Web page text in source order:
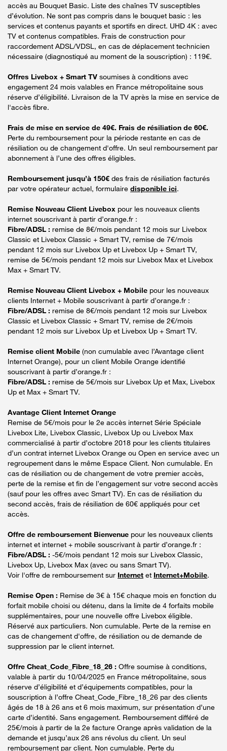
accès au Bouquet Basic. Liste des chaînes TV susceptibles
d’évolution. Ne sont pas compris dans le bouquet basic : les
services et contenus payants et sportifs en direct. UHD 4K : avec
TV et contenus compatibles. Frais de construction pour
raccordement ADSL/VDSL, en cas de déplacement technicien
nécessaire (diagnostiqué au moment de la souscription) : 119€.
Offres Livebox + Smart TV soumises à conditions avec
engagement 24 mois valables en France métropolitaine sous
réserve d’éligibilité. Livraison de la TV après la mise en service de
l'accès fibre.
Frais de mise en service de 49€. Frais de résiliation de 60€.
Perte du remboursement pour la période restante en cas de
résiliation ou de changement d'offre. Un seul remboursement par
abonnement à l’une des offres éligibles.
Remboursement jusqu’à 150€ des frais de résiliation facturés
par votre opérateur actuel, formulaire disponible ici.
Remise Nouveau Client Livebox pour les nouveaux clients
internet souscrivant à partir d’orange.fr :
Fibre/ADSL : remise de 8€/mois pendant 12 mois sur Livebox
Classic et Livebox Classic + Smart TV, remise de 7€/mois
pendant 12 mois sur Livebox Up et Livebox Up + Smart TV,
remise de 5€/mois pendant 12 mois sur Livebox Max et Livebox
Max + Smart TV.
Remise Nouveau Client Livebox + Mobile pour les nouveaux
clients Internet + Mobile souscrivant à partir d’orange.fr :
Fibre/ADSL : remise de 8€/mois pendant 12 mois sur Livebox
Classic et Livebox Classic + Smart TV, remise de 2€/mois
pendant 12 mois sur Livebox Up et Livebox Up + Smart TV.
Remise client Mobile (non cumulable avec l’Avantage client
Internet Orange), pour un client Mobile Orange identifié
souscrivant à partir d’orange.fr :
Fibre/ADSL : remise de 5€/mois sur Livebox Up et Max, Livebox
Up et Max + Smart TV.
Avantage Client Internet Orange
Remise de 5€/mois pour le 2e accès internet Série Spéciale
Livebox Lite, Livebox Classic, Livebox Up ou Livebox Max
commercialisé à partir d’octobre 2018 pour les clients titulaires
d’un contrat internet Livebox Orange ou Open en service avec un
regroupement dans le même Espace Client. Non cumulable. En
cas de résiliation ou de changement de votre premier accès,
perte de la remise et fin de l’engagement sur votre second accès
(sauf pour les offres avec Smart TV). En cas de résiliation du
second accès, frais de résiliation de 60€ appliqués pour cet
accès.
Offre de remboursement Bienvenue pour les nouveaux clients
internet et internet + mobile souscrivant à partir d’orange.fr :
Fibre/ADSL : -5€/mois pendant 12 mois sur Livebox Classic,
Livebox Up, Livebox Max (avec ou sans Smart TV).
Voir l'offre de remboursement sur Internet et Internet+Mobile.
Remise Open : Remise de 3€ à 15€ chaque mois en fonction du
forfait mobile choisi ou détenu, dans la limite de 4 forfaits mobile
supplémentaires, pour une nouvelle offre Livebox éligible.
Réservé aux particuliers. Non cumulable. Perte de la remise en
cas de changement d'offre, de résiliation ou de demande de
suppression par le client internet.
Offre Cheat_Code_Fibre_18_26 : Offre soumise à conditions,
valable à partir du 10/04/2025 en France métropolitaine, sous
réserve d’éligibilité et d’équipements compatibles, pour la
souscription à l’offre Cheat_Code_Fibre_18_26 par des clients
âgés de 18 à 26 ans et 6 mois maximum, sur présentation d’une
carte d’identité. Sans engagement. Remboursement différé de
25€/mois à partir de la 2e facture Orange après validation de la
demande et jusqu’aux 26 ans révolus du client. Un seul
remboursement par client. Non cumulable. Perte du